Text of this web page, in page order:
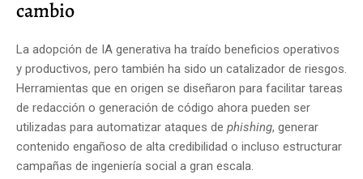
cambio
La adopción de IA generativa ha traído beneficios operativos
y productivos, pero también ha sido un catalizador de riesgos.
Herramientas que en origen se diseñaron para facilitar tareas
de redacción o generación de código ahora pueden ser
utilizadas para automatizar ataques de phishing, generar
contenido engañoso de alta credibilidad o incluso estructurar
campañas de ingeniería social a gran escala.